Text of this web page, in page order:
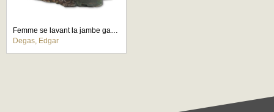
Femme se lavant la jambe gauche
Degas, Edgar